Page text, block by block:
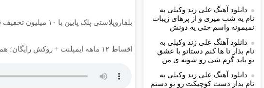
بلفاروپلاستی پلک پایین با ۱۰ میلیون تخفیف فقط 3۵ میلیون 👀
اقساط ۱۲ ماهه ایمپلنت + روکش رایگان؛ همین امروز نوبت بگیر ✅🦷
دانلود آهنگ علی زند وکیلی به
نام یه شب میرى و از پرهای زيبات
نمیمونه واسم حتی یه دونش
دانلود آهنگ علی زند وکیلی به
نام بذار تا ها كنم دستاتو با عشق
تو باید گرم شی رو شونه ى من
دانلود آهنگ علی زند وکیلی به
نام بذار دست كوچیكت رو تو دستم